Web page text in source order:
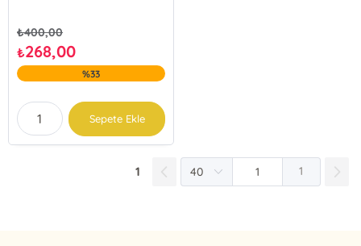
₺400,00
₺268,00
%33
Sepete Ekle
1 1